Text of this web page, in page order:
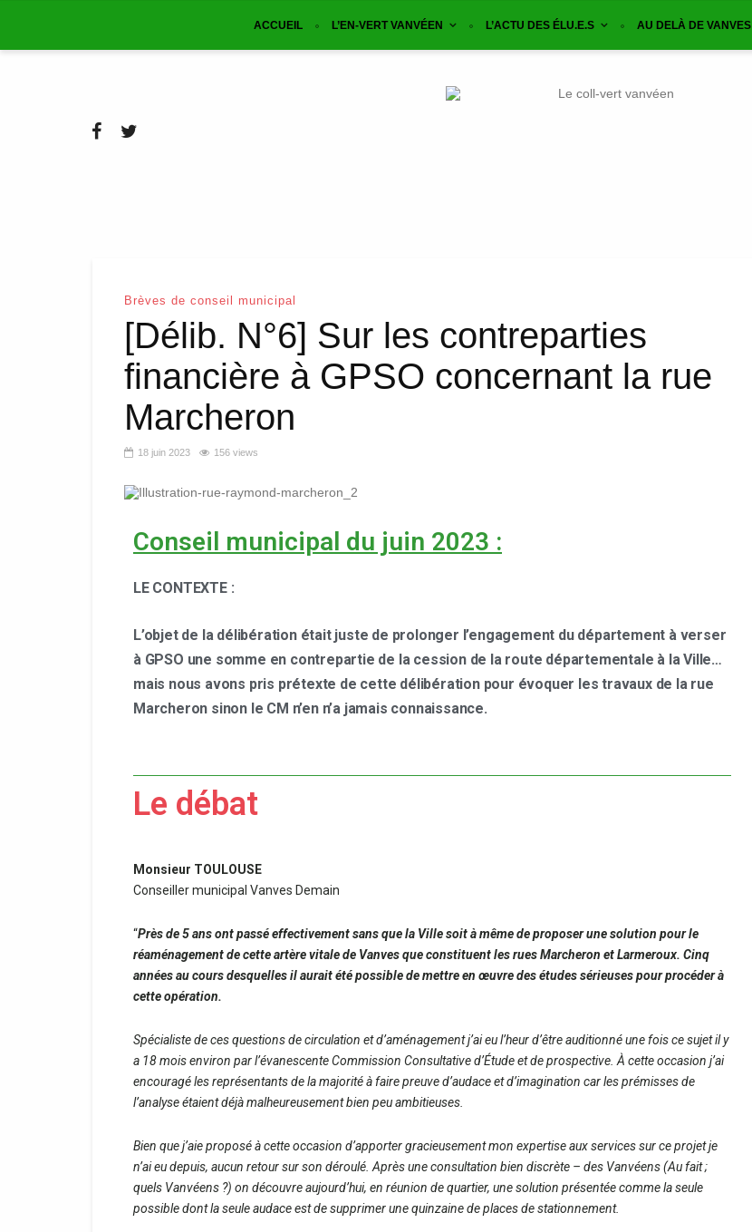
ACCUEIL L’EN-VERT VANVÉEN L’ACTU DES ÉLU.E.S AU DELÀ DE VANVES
Brèves de conseil municipal
[Délib. N°6] Sur les contreparties
financière à GPSO concernant la rue
Marcheron
18 juin 2023 156 views
Conseil municipal du juin 2023 :
LE CONTEXTE :
L’objet de la délibération était juste de prolonger l’engagement du département à verser
à GPSO une somme en contrepartie de la cession de la route départementale à la Ville…
mais nous avons pris prétexte de cette délibération pour évoquer les travaux de la rue
Marcheron sinon le CM n’en n’a jamais connaissance.
Le débat
Monsieur TOULOUSE
Conseiller municipal Vanves Demain
“Près de 5 ans ont passé effectivement sans que la Ville soit à même de proposer une solution pour le
réaménagement de cette artère vitale de Vanves que constituent les rues Marcheron et Larmeroux. Cinq
années au cours desquelles il aurait été possible de mettre en œuvre des études sérieuses pour procéder à
cette opération.
Spécialiste de ces questions de circulation et d’aménagement j’ai eu l’heur d’être auditionné une fois ce sujet il y
a 18 mois environ par l’évanescente Commission Consultative d’Étude et de prospective. À cette occasion j’ai
encouragé les représentants de la majorité à faire preuve d’audace et d’imagination car les prémisses de
l’analyse étaient déjà malheureusement bien peu ambitieuses.
Bien que j’aie proposé à cette occasion d’apporter gracieusement mon expertise aux services sur ce projet je
n’ai eu depuis, aucun retour sur son déroulé. Après une consultation bien discrète – des Vanvéens (Au fait ;
quels Vanvéens ?) on découvre aujourd’hui, en réunion de quartier, une solution présentée comme la seule
possible dont la seule audace est de supprimer une quinzaine de places de stationnement.